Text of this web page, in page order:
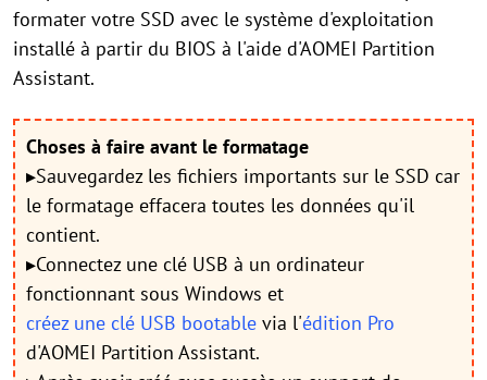
formater votre SSD avec le système d'exploitation
installé à partir du BIOS à l'aide d'AOMEI Partition
Assistant.
Choses à faire avant le formatage
▸Sauvegardez les fichiers importants sur le SSD car
le formatage effacera toutes les données qu'il
contient.
▸Connectez une clé USB à un ordinateur
fonctionnant sous Windows et
créez une clé USB bootable via l'édition Pro
d'AOMEI Partition Assistant.